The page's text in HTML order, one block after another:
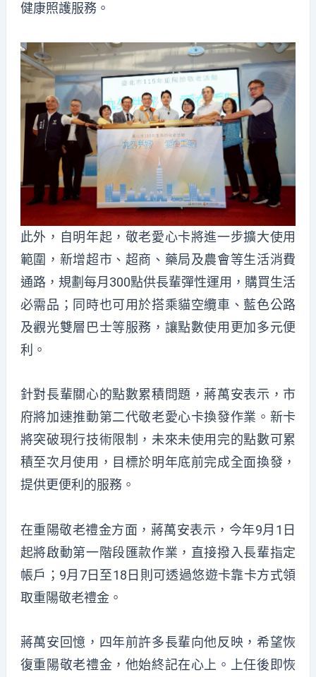
健康照護服務。
此外，自明年起，敬老愛心卡將進一步擴大使用
範圍，新增超市、超商、藥局及農會等生活消費
通路，規劃每月300點供長輩彈性運用，購買生活
必需品；同時也可用於搭乘貓空纜車、藍色公路
及觀光雙層巴士等服務，讓點數使用更加多元便
利。
針對長輩關心的點數累積問題，蔣萬安表示，市
府將加速推動第二代敬老愛心卡換發作業。新卡
將突破現行技術限制，未來未使用完的點數可累
積至次月使用，目標於明年底前完成全面換發，
提供更便利的服務。
在重陽敬老禮金方面，蔣萬安表示，今年9月1日
起將啟動第一階段匯款作業，直接撥入長輩指定
帳戶；9月7日至18日則可透過悠遊卡靠卡方式領
取重陽敬老禮金。
蔣萬安回憶，四年前許多長輩向他反映，希望恢
復重陽敬老禮金，他始終記在心上。上任後即恢